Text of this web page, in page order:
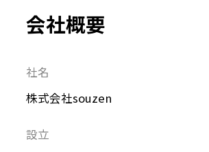
会社概要
社名
株式会社souzen
設立